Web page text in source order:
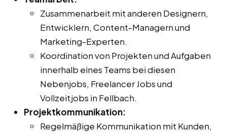
Zusammenarbeit mit anderen Designern,
Entwicklern, Content-Managern und
Marketing-Experten.
Koordination von Projekten und Aufgaben
innerhalb eines Teams bei diesen
Nebenjobs, Freelancer Jobs und
Vollzeitjobs in Fellbach.
Projektkommunikation:
Regelmäßige Kommunikation mit Kunden,